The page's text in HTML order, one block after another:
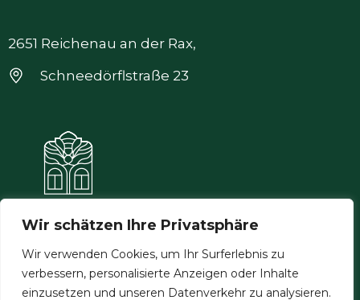
Wir schätzen Ihre Privatsphäre
Wir verwenden Cookies, um Ihr Surferlebnis zu
verbessern, personalisierte Anzeigen oder Inhalte
einzusetzen und unseren Datenverkehr zu analysieren.
2651 Reichenau an der Rax,
Schneedörflstraße 23
Allgemeine Geschäftsbedingungen